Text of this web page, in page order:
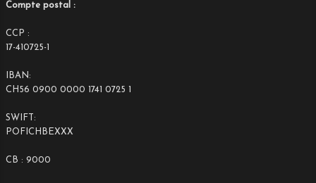
Compte postal :
CCP :
17-410725-1
IBAN:
CH56 0900 0000 1741 0725 1
SWIFT:
POFICHBEXXX
CB : 9000